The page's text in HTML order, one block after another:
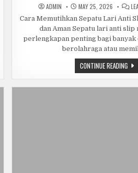
ADMIN MAY 25, 2026
Cara Memutihkan Sepatu Lari Anti
dan Aman Sepatu lari anti slip
perlengkapan penting bagi
berolahraga atau
CONTINUE READINGCARA